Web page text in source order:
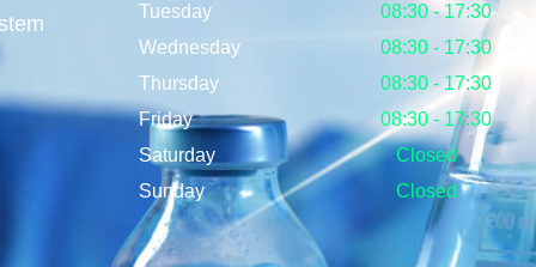
Tuesday
08:30 - 17:30
Wednesday
08:30 - 17:30
Thursday
08:30 - 17:30
Friday
08:30 - 17:30
Saturday
Closed
Sunday
Closed